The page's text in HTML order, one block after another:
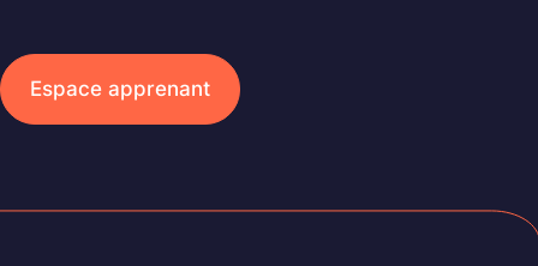
Espace apprenant